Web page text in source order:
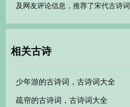
及网友评论信息，推荐了宋代古诗词
相关古诗
少年游的古诗词，古诗词大全
疏帘的古诗词，古诗词大全